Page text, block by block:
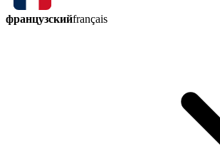
французскийfrançais